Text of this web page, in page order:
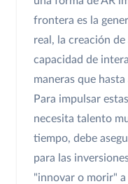
frontera es la
real, la creación
capacidad de
maneras que
Para impulsar
necesita talento
tiempo, debe
para las
"innovar o morir" a